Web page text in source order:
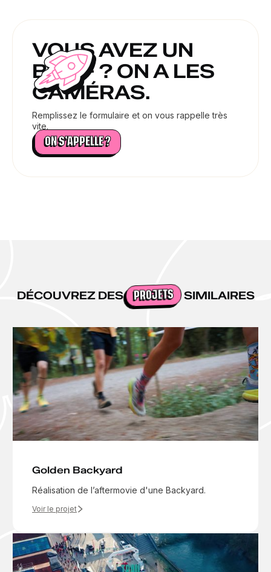
VOUS AVEZ UN
BRIEF ? ON A LES
CAMÉRAS.
Remplissez le formulaire et on vous rappelle très
vite.
ON S’APPELLE ?
DÉCOUVREZ DES PROJETS SIMILAIRES
Golden Backyard
Réalisation de l’aftermovie d'une Backyard.
Voir le projet